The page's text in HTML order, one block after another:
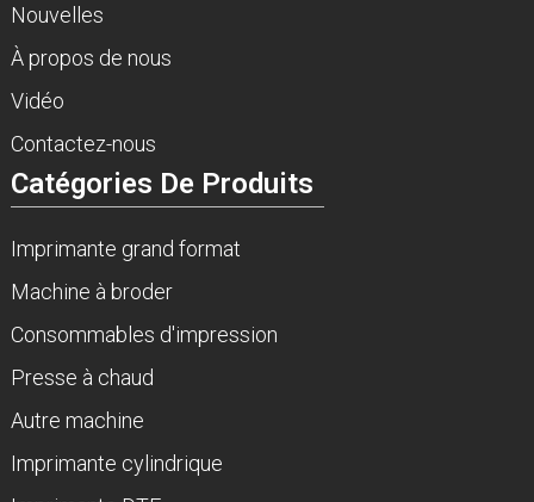
Nouvelles
À propos de nous
Vidéo
Contactez-nous
Catégories De Produits
Imprimante grand format
Machine à broder
Consommables d'impression
Presse à chaud
Autre machine
Imprimante cylindrique